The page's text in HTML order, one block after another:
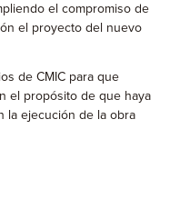
el compromiso de
el proyecto del nuevo
de CMIC para que
el propósito de que haya
la ejecución de la obra